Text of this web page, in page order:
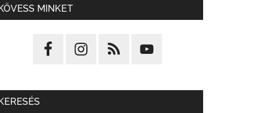
MINKET